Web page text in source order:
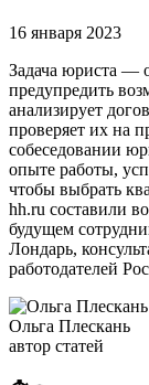
16 января 2023
Задача юриста —
предупредить
анализирует
проверяет их на
собеседовании
опыте работы,
чтобы выбрать
hh.ru составили
будущем
Лондарь,
работодателей
Ольга Плескань
автор статей